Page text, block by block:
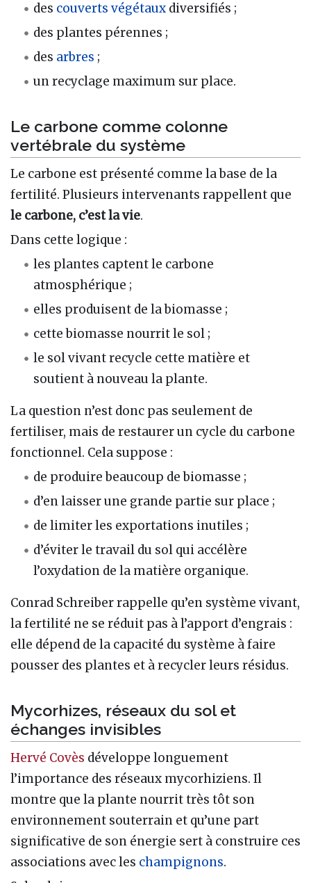
des couverts végétaux diversifiés ;
des plantes pérennes ;
des arbres ;
un recyclage maximum sur place.
Le carbone comme colonne
vertébrale du système
Le carbone est présenté comme la base de la
fertilité. Plusieurs intervenants rappellent que
le carbone, c’est la vie.
Dans cette logique :
les plantes captent le carbone
atmosphérique ;
elles produisent de la biomasse ;
cette biomasse nourrit le sol ;
le sol vivant recycle cette matière et
soutient à nouveau la plante.
La question n’est donc pas seulement de
fertiliser, mais de restaurer un cycle du carbone
fonctionnel. Cela suppose :
de produire beaucoup de biomasse ;
d’en laisser une grande partie sur place ;
de limiter les exportations inutiles ;
d’éviter le travail du sol qui accélère
l’oxydation de la matière organique.
Conrad Schreiber rappelle qu’en système vivant,
la fertilité ne se réduit pas à l’apport d’engrais :
elle dépend de la capacité du système à faire
pousser des plantes et à recycler leurs résidus.
Mycorhizes, réseaux du sol et
échanges invisibles
Hervé Covès développe longuement
l’importance des réseaux mycorhiziens. Il
montre que la plante nourrit très tôt son
environnement souterrain et qu’une part
significative de son énergie sert à construire ces
associations avec les champignons.